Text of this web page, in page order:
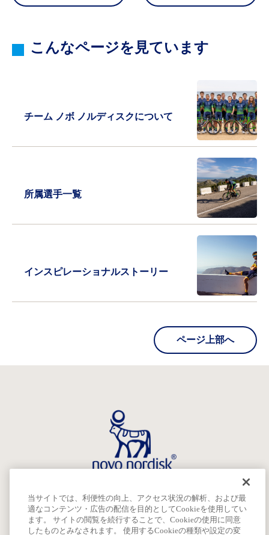
こんなページを見ています
チーム ノボ ノルディスクについて
所属選手一覧
インスピレーショナルストーリー
ページ上部へ
ご利用条件
著作権
当サイトでは、利便性の向上、アクセス状況の解析、および最
適なコンテンツ・広告の配信を目的としてCookieを使用してい
ます。 サイトの閲覧を続行することで、Cookieの使用に同意
したものとみなされます。 使用するCookieの種類や設定の変